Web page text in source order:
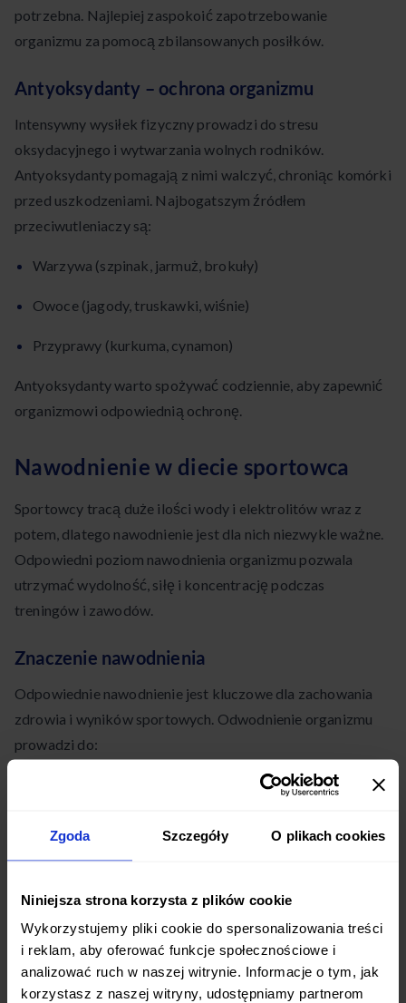
Zgoda Szczegóły O plikach cookies
Niniejsza strona korzysta z plików cookie
Wykorzystujemy pliki cookie do spersonalizowania treści
i reklam, aby oferować funkcje społecznościowe i
analizować ruch w naszej witrynie. Informacje o tym, jak
korzystasz z naszej witryny, udostępniamy partnerom
potrzebna. Najlepiej zaspokoić zapotrzebowanie
organizmu za pomocą zbilansowanych posiłków.
Antyoksydanty – ochrona organizmu
Intensywny wysiłek fizyczny prowadzi do stresu
oksydacyjnego i wytwarzania wolnych rodników.
Antyoksydanty pomagają z nimi walczyć, chroniąc komórki
przed uszkodzeniami. Najbogatszym źródłem
przeciwutleniaczy są:
Warzywa (szpinak, jarmuż, brokuły)
Owoce (jagody, truskawki, wiśnie)
Przyprawy (kurkuma, cynamon)
Antyoksydanty warto spożywać codziennie, aby zapewnić
organizmowi odpowiednią ochronę.
Nawodnienie w diecie sportowca
Sportowcy tracą duże ilości wody i elektrolitów wraz z
potem, dlatego nawodnienie jest dla nich niezwykle ważne.
Odpowiedni poziom nawodnienia organizmu pozwala
utrzymać wydolność, siłę i koncentrację podczas
treningów i zawodów.
Znaczenie nawodnienia
Odpowiednie nawodnienie jest kluczowe dla zachowania
zdrowia i wyników sportowych. Odwodnienie organizmu
prowadzi do:
Zaburzeń termoregulacji
Zwiększenia ryzyka kontuzji
Każdy sportowiec powinien dbać o właściwy poziom
nawodnienia, aby zapobiegać takim sytuacjom.